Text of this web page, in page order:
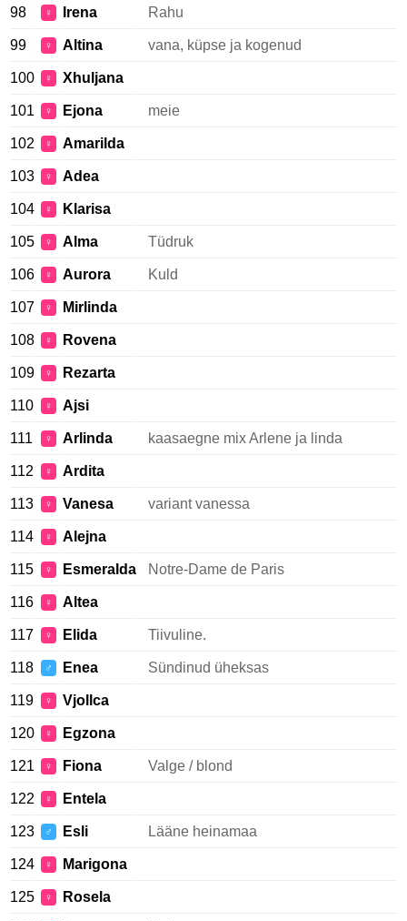
98 ♀ Irena Rahu
99 ♀ Altina vana, küpse ja kogenud
100 ♀ Xhuljana
101 ♀ Ejona meie
102 ♀ Amarilda
103 ♀ Adea
104 ♀ Klarisa
105 ♀ Alma Tüdruk
106 ♀ Aurora Kuld
107 ♀ Mirlinda
108 ♀ Rovena
109 ♀ Rezarta
110 ♀ Ajsi
111 ♀ Arlinda kaasaegne mix Arlene ja linda
112 ♀ Ardita
113 ♀ Vanesa variant vanessa
114 ♀ Alejna
115 ♀ Esmeralda Notre-Dame de Paris
116 ♀ Altea
117 ♀ Elida Tiivuline.
118 ♂ Enea Sündinud üheksas
119 ♀ Vjollca
120 ♀ Egzona
121 ♀ Fiona Valge / blond
122 ♀ Entela
123 ♂ Esli Lääne heinamaa
124 ♀ Marigona
125 ♀ Rosela